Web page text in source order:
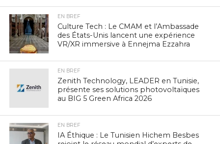
EN BREF
Culture Tech : Le CMAM et l’Ambassade
des États-Unis lancent une expérience
VR/XR immersive à Ennejma Ezzahra
EN BREF
Zenith Technology, LEADER en Tunisie,
présente ses solutions photovoltaïques
au BIG 5 Green Africa 2026
EN BREF
IA Éthique : Le Tunisien Hichem Besbes